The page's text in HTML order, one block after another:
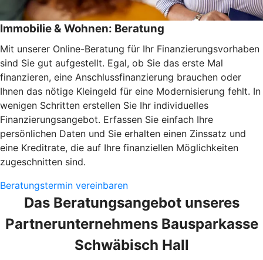
Immobilie & Wohnen: Beratung
Mit unserer Online-Beratung für Ihr Finanzierungsvorhaben
sind Sie gut aufgestellt. Egal, ob Sie das erste Mal
finanzieren, eine Anschlussfinanzierung brauchen oder
Ihnen das nötige Kleingeld für eine Modernisierung fehlt. In
wenigen Schritten erstellen Sie Ihr individuelles
Finanzierungsangebot. Erfassen Sie einfach Ihre
persönlichen Daten und Sie erhalten einen Zinssatz und
eine Kreditrate, die auf Ihre finanziellen Möglichkeiten
zugeschnitten sind.
Beratungstermin vereinbaren
Das Beratungsangebot unseres
Partnerunternehmens Bausparkasse
Schwäbisch Hall